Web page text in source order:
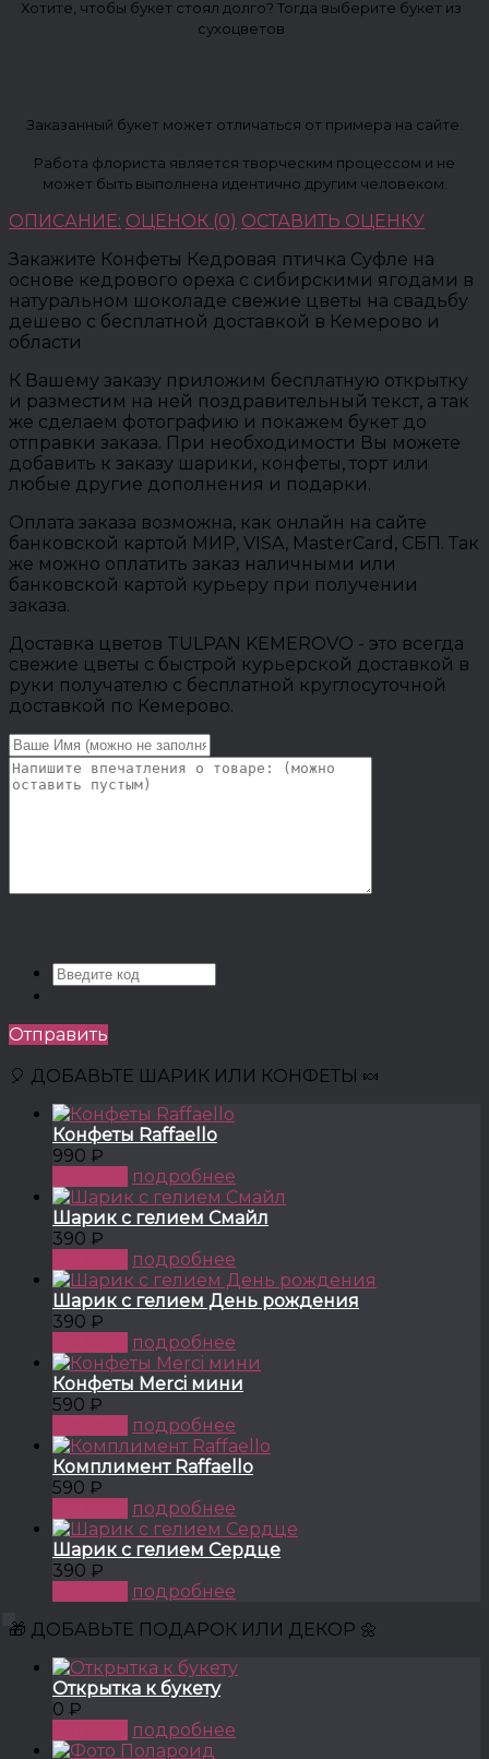
Хотите, чтобы букет стоял долго? Тогда выберите букет из
сухоцветов
Заказанный букет может отличаться от примера на сайте.
Работа флориста является творческим процессом и не
может быть выполнена идентично другим человеком.
ОПИСАНИЕ: ОЦЕНОК (0) ОСТАВИТЬ ОЦЕНКУ
Закажите Конфеты Кедровая птичка Суфле на
основе кедрового ореха с сибирскими ягодами в
натуральном шоколаде свежие цветы на свадьбу
дешево с бесплатной доставкой в Кемерово и
области
К Вашему заказу приложим бесплатную открытку
и разместим на ней поздравительный текст, а так
же сделаем фотографию и покажем букет до
отправки заказа. При необходимости Вы можете
добавить к заказу шарики, конфеты, торт или
любые другие дополнения и подарки.
Оплата заказа возможна, как онлайн на сайте
банковской картой МИР, VISA, MasterCard, СБП. Так
же можно оплатить заказ наличными или
банковской картой курьеру при получении
заказа.
Доставка цветов TULPAN KEMEROVO - это всегда
свежие цветы с быстрой курьерской доставкой в
руки получателю с бесплатной круглосуточной
доставкой по Кемерово.
Отправить
🎈 ДОБАВЬТЕ ШАРИК ИЛИ КОНФЕТЫ 🍬
Конфеты Raffaello
990 ₽
подробнее
Шарик с гелием Смайл
390 ₽
подробнее
Шарик с гелием День рождения
390 ₽
подробнее
Конфеты Merci мини
590 ₽
подробнее
Комплимент Raffaello
590 ₽
подробнее
Шарик с гелием Сердце
390 ₽
подробнее
🎁 ДОБАВЬТЕ ПОДАРОК ИЛИ ДЕКОР 🌼
Открытка к букету
0 ₽
подробнее